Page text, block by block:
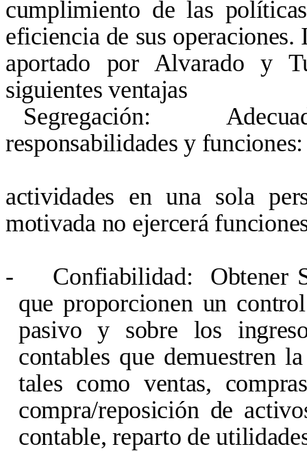
cumplimiento de las
eficiencia de sus operaciones.
aportado por Alvarado y
siguientes ventajas
Segregación:
responsabilidades y
actividades en una sola
motivada no ejercerá
-
Confiabilidad: Obtener
que proporcionen un
pasivo y sobre los
contables que demuestren
tales como ventas,
compra/reposición de
contable, reparto de